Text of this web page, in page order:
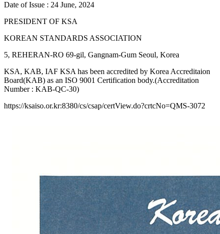
Date of Issue : 24 June, 2024
PRESIDENT OF KSA
KOREAN STANDARDS ASSOCIATION
5, REHERAN-RO 69-gil, Gangnam-Gum Seoul, Korea
KSA, KAB, IAF KSA has been accredited by Korea Accreditaion
Board(KAB) as an ISO 9001 Certification body.(Accreditation
Number : KAB-QC-30)
https://ksaiso.or.kr:8380/cs/csap/certView.do?crtcNo=QMS-3072